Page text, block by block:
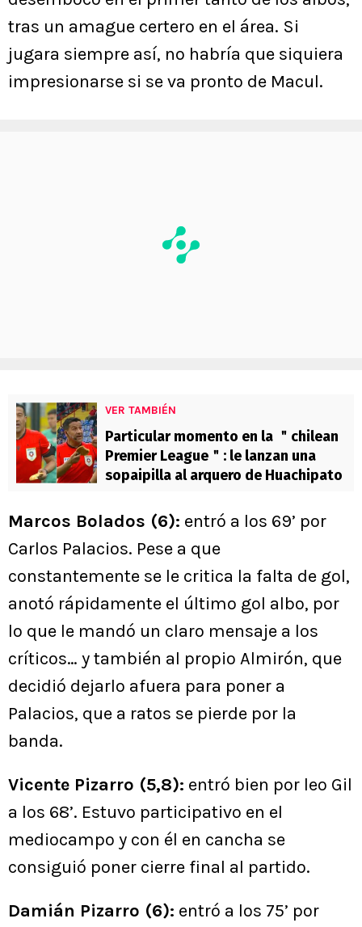
tras un amague certero en el área. Si
jugara siempre así, no habría que siquiera
impresionarse si se va pronto de Macul.
VER TAMBIÉN
Particular momento en la ＂chilean
Premier League＂: le lanzan una
sopaipilla al arquero de Huachipato
Marcos Bolados (6): entró a los 69’ por
Carlos Palacios. Pese a que
constantemente se le critica la falta de gol,
anotó rápidamente el último gol albo, por
lo que le mandó un claro mensaje a los
críticos… y también al propio Almirón, que
decidió dejarlo afuera para poner a
Palacios, que a ratos se pierde por la
banda.
Vicente Pizarro (5,8): entró bien por leo Gil
a los 68’. Estuvo participativo en el
mediocampo y con él en cancha se
consiguió poner cierre final al partido.
Damián Pizarro (6): entró a los 75’ por